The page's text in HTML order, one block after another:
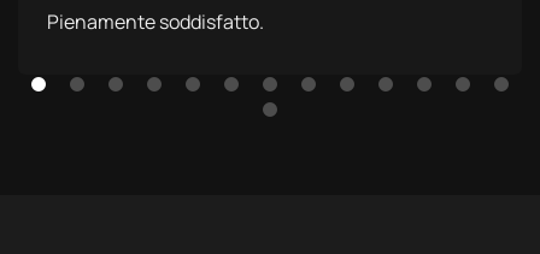
Pienamente soddisfatto.